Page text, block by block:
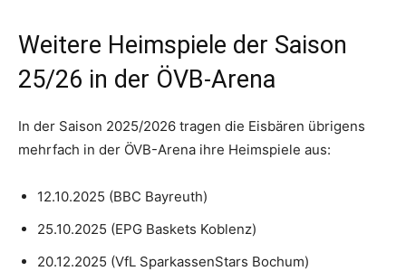
Weitere Heimspiele der Saison
25/26 in der ÖVB-Arena
In der Saison 2025/2026 tragen die Eisbären übrigens
mehrfach in der ÖVB-Arena ihre Heimspiele aus:
12.10.2025 (BBC Bayreuth)
25.10.2025 (EPG Baskets Koblenz)
20.12.2025 (VfL SparkassenStars Bochum)